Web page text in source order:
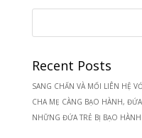
Recent Posts
SANG CHẤN VÀ MỐI LIÊN HỆ
CHA MẸ CÀNG BẠO HÀNH,
NHỮNG ĐỨA TRẺ BỊ BẠO